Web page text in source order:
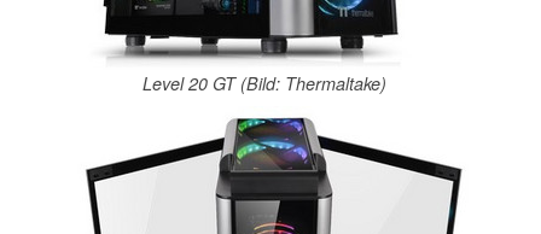
Level 20 GT (Bild: Thermaltake)